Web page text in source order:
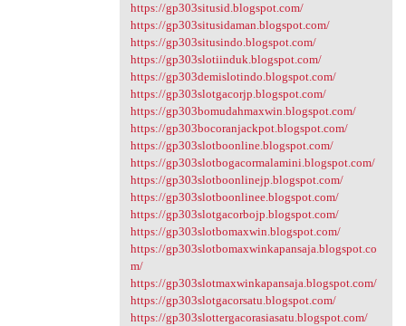
https://gp303situsid.blogspot.com/
https://gp303situsidaman.blogspot.com/
https://gp303situsindo.blogspot.com/
https://gp303slotiinduk.blogspot.com/
https://gp303demislotindo.blogspot.com/
https://gp303slotgacorjp.blogspot.com/
https://gp303bomudahmaxwin.blogspot.com/
https://gp303bocoranjackpot.blogspot.com/
https://gp303slotboonline.blogspot.com/
https://gp303slotbogacormalamini.blogspot.com/
https://gp303slotboonlinejp.blogspot.com/
https://gp303slotboonlinee.blogspot.com/
https://gp303slotgacorbojp.blogspot.com/
https://gp303slotbomaxwin.blogspot.com/
https://gp303slotbomaxwinkapansaja.blogspot.co
m/
https://gp303slotmaxwinkapansaja.blogspot.com/
https://gp303slotgacorsatu.blogspot.com/
https://gp303slottergacorasiasatu.blogspot.com/